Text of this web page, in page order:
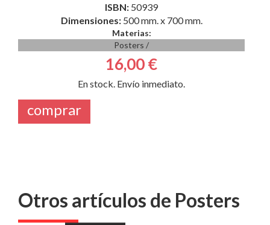
ISBN: 50939
Dimensiones:500 mm. x 700 mm.
Materias:
Posters /
16,00 €
En stock. Envío inmediato.
comprar
Otros artículos de Posters